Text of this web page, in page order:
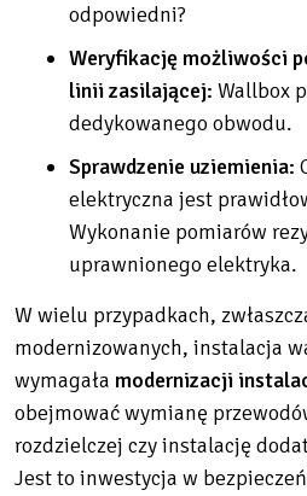
odpowiedni?
Weryfikację możliwości
linii zasilającej: Wallbox
dedykowanego obwodu.
Sprawdzenie uziemienia:
elektryczna jest
Wykonanie pomiarów
uprawnionego elektryka.
W wielu przypadkach,
modernizowanych, instalacja
wymagała modernizacji
obejmować wymianę
rozdzielczej czy instalację
Jest to inwestycja w